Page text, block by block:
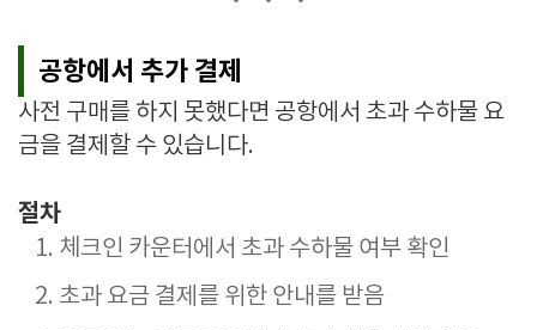
공항에서 추가 결제
사전 구매를 하지 못했다면 공항에서 초과 수하물 요
금을 결제할 수 있습니다.
절차
체크인 카운터에서 초과 수하물 여부 확인
초과 요금 결제를 위한 안내를 받음